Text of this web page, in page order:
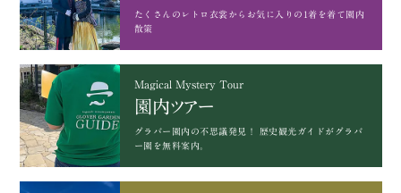
たくさんのレトロ衣裳から お気に入りの1着を着て園内
散策
Magical Mystery Tour
園内ツアー
グラバー園内の不思議発見！
歴史観光ガイドがグラバ
ー園を無料案内。